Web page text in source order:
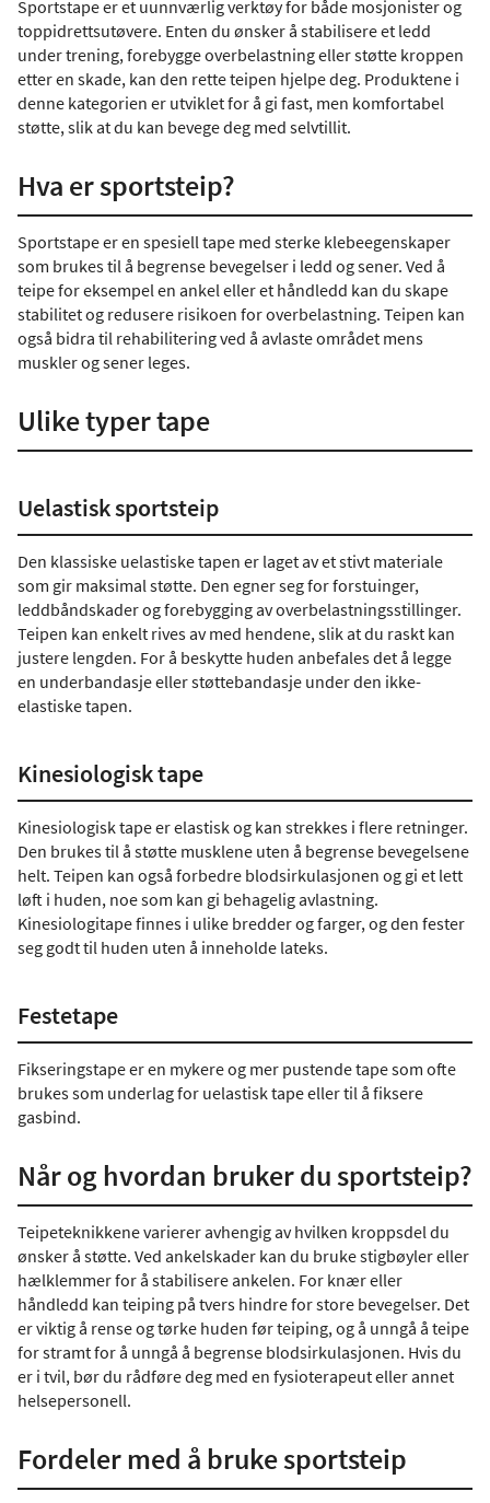
Sportstape er et uunnværlig verktøy for både mosjonister og
toppidrettsutøvere. Enten du ønsker å stabilisere et ledd
under trening, forebygge overbelastning eller støtte kroppen
etter en skade, kan den rette teipen hjelpe deg. Produktene i
denne kategorien er utviklet for å gi fast, men komfortabel
støtte, slik at du kan bevege deg med selvtillit.
Hva er sportsteip?
Sportstape er en spesiell tape med sterke klebeegenskaper
som brukes til å begrense bevegelser i ledd og sener. Ved å
teipe for eksempel en ankel eller et håndledd kan du skape
stabilitet og redusere risikoen for overbelastning. Teipen kan
også bidra til rehabilitering ved å avlaste området mens
muskler og sener leges.
Ulike typer tape
Uelastisk sportsteip
Den klassiske uelastiske tapen er laget av et stivt materiale
som gir maksimal støtte. Den egner seg for forstuinger,
leddbåndskader og forebygging av overbelastningsstillinger.
Teipen kan enkelt rives av med hendene, slik at du raskt kan
justere lengden. For å beskytte huden anbefales det å legge
en underbandasje eller støttebandasje under den ikke-
elastiske tapen.
Kinesiologisk tape
Kinesiologisk tape er elastisk og kan strekkes i flere retninger.
Den brukes til å støtte musklene uten å begrense bevegelsene
helt. Teipen kan også forbedre blodsirkulasjonen og gi et lett
løft i huden, noe som kan gi behagelig avlastning.
Kinesiologitape finnes i ulike bredder og farger, og den fester
seg godt til huden uten å inneholde lateks.
Festetape
Fikseringstape er en mykere og mer pustende tape som ofte
brukes som underlag for uelastisk tape eller til å fiksere
gasbind.
Når og hvordan bruker du sportsteip?
Teipeteknikkene varierer avhengig av hvilken kroppsdel du
ønsker å støtte. Ved ankelskader kan du bruke stigbøyler eller
hælklemmer for å stabilisere ankelen. For knær eller
håndledd kan teiping på tvers hindre for store bevegelser. Det
er viktig å rense og tørke huden før teiping, og å unngå å teipe
for stramt for å unngå å begrense blodsirkulasjonen. Hvis du
er i tvil, bør du rådføre deg med en fysioterapeut eller annet
helsepersonell.
Fordeler med å bruke sportsteip